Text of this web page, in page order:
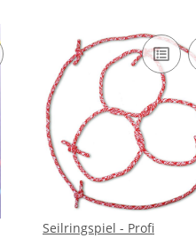
Seilringspiel - Profi